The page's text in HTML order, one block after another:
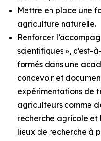
Mettre en place une
agriculture naturelle.
Renforcer
scientifiques », c’est-
formés dans une
concevoir et
expérimentations de
agriculteurs comme
recherche agricole et
lieux de recherche à